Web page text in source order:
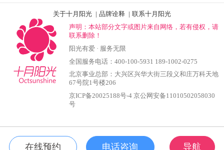
关于十月阳光 | 品牌诠释 | 联系十月阳光
声明：本站部分文字或图片来自网络，若有侵权，请
联系删除！
阳光有爱 · 服务无限
全国服务电话：400-100-5931 189-1002-0275
北京事业总部：大兴区兴华大街三段义和庄万科天地
67号院1号楼206
京ICP备20025188号-4 京公网安备11010502058030
号
在线预约 电话咨询 导航